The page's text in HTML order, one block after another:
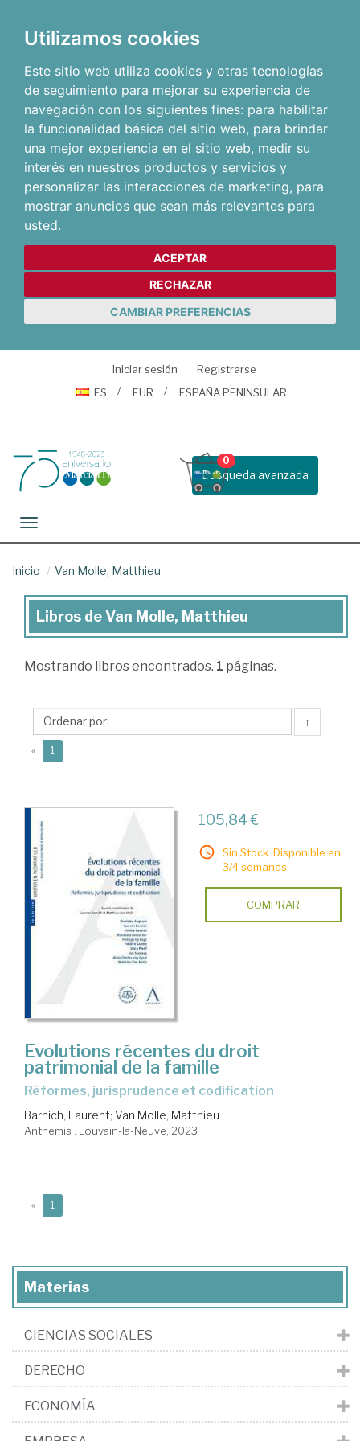
Utilizamos cookies
Este sitio web utiliza cookies y otras tecnologías
de seguimiento para mejorar su experiencia de
navegación con los siguientes fines: para habilitar
la funcionalidad básica del sitio web, para brindar
una mejor experiencia en el sitio web, medir su
interés en nuestros productos y servicios y
personalizar las interacciones de marketing, para
mostrar anuncios que sean más relevantes para
usted.
ACEPTAR
RECHAZAR
CAMBIAR PREFERENCIAS
Iniciar sesión
Registrarse
ES
EUR ESPAÑA PENINSULAR
Busqueda avanzada
0
Toggle navigation
Inicio Van Molle, Matthieu
Libros
Van
Matthieu
Libros de Van Molle, Matthieu
Mostrando libros encontrados. 1 páginas.
↑
« 1
105,84 €
Sin Stock. Disponible en
3/4 semanas.
COMPRAR
Evolutions récentes du droit
patrimonial de la famille
Réformes, jurisprudence et codification
Barnich, Laurent; Van Molle, Matthieu
Anthemis . Louvain-la-Neuve, 2023
« 1
Materias
CIENCIAS SOCIALES
DERECHO
ECONOMÍA